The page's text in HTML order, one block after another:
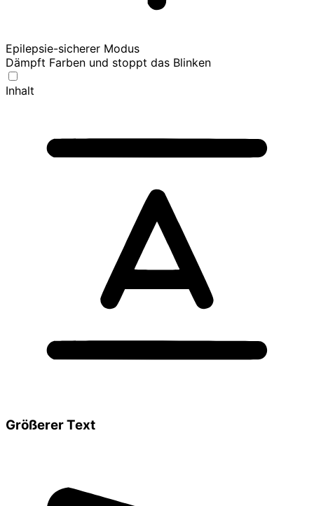
Epilepsie-sicherer Modus
Dämpft Farben und stoppt das Blinken
Inhalt
Größerer Text